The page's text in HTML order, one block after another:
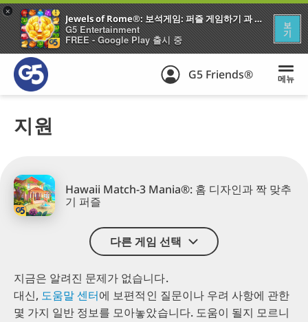
Jewels of Rome®: 보석게임: 퍼즐 게임하기 과 건축 도시 엠파이어
G5 Entertainment
FREE - Google Play 출시 중
보
기
+
G5 Friends® 메뉴
지원
Hawaii Match-3 Mania®: 홈 디자인과 짝 맞추
기 퍼즐
다른 게임 선택
지금은 알려진 문제가 없습니다.
대신, 도움말 센터에 보편적인 질문이나우려 사항에 관한
몇 가지 일반 정보를 모아놓았습니다.도움이 될지 모르니